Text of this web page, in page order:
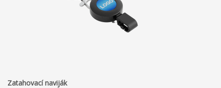
Zatahovací naviják